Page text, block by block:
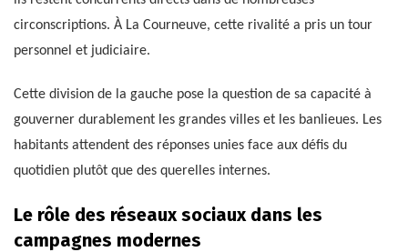
circonscriptions. À La Courneuve, cette rivalité a pris un tour
personnel et judiciaire.
Cette division de la gauche pose la question de sa capacité à
gouverner durablement les grandes villes et les banlieues. Les
habitants attendent des réponses unies face aux défis du
quotidien plutôt que des querelles internes.
Le rôle des réseaux sociaux dans les
campagnes modernes